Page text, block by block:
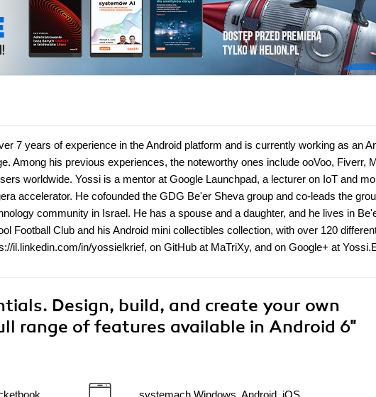
7 years of experience in the Android platform and is currently working as an
Among his previous experiences, the noteworthy ones include ooVoo, Fiverr,
worldwide. Yossi is a mentor at Google Launchpad, a lecturer on IoT and
accelerator. He cofounded the GDG Be'er Sheva group and co-leads the
community in Israel. He has a spouse and a daughter, and he lives in
Football Club and his Android mini collectibles collection, with over 120
il.linkedin.com/in/yossielkrief, on GitHub at MaTriXy, and on Google+ at
Design, build, and create your own
range of features available in Android 6"